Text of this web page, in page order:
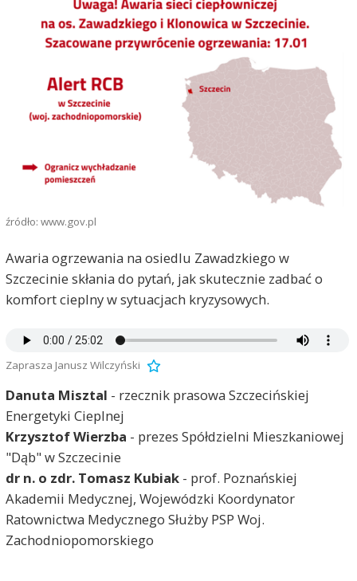
źródło: www.gov.pl
Awaria ogrzewania na osiedlu Zawadzkiego w
Szczecinie skłania do pytań, jak skutecznie zadbać o
komfort cieplny w sytuacjach kryzysowych.
Zaprasza Janusz Wilczyński
Danuta Misztal - rzecznik prasowa Szczecińskiej
Energetyki Cieplnej
Krzysztof Wierzba - prezes Spółdzielni Mieszkaniowej
"Dąb" w Szczecinie
dr n. o zdr. Tomasz Kubiak- prof. Poznańskiej
Akademii Medycznej, Wojewódzki Koordynator
Ratownictwa Medycznego Służby PSP Woj.
Zachodniopomorskiego